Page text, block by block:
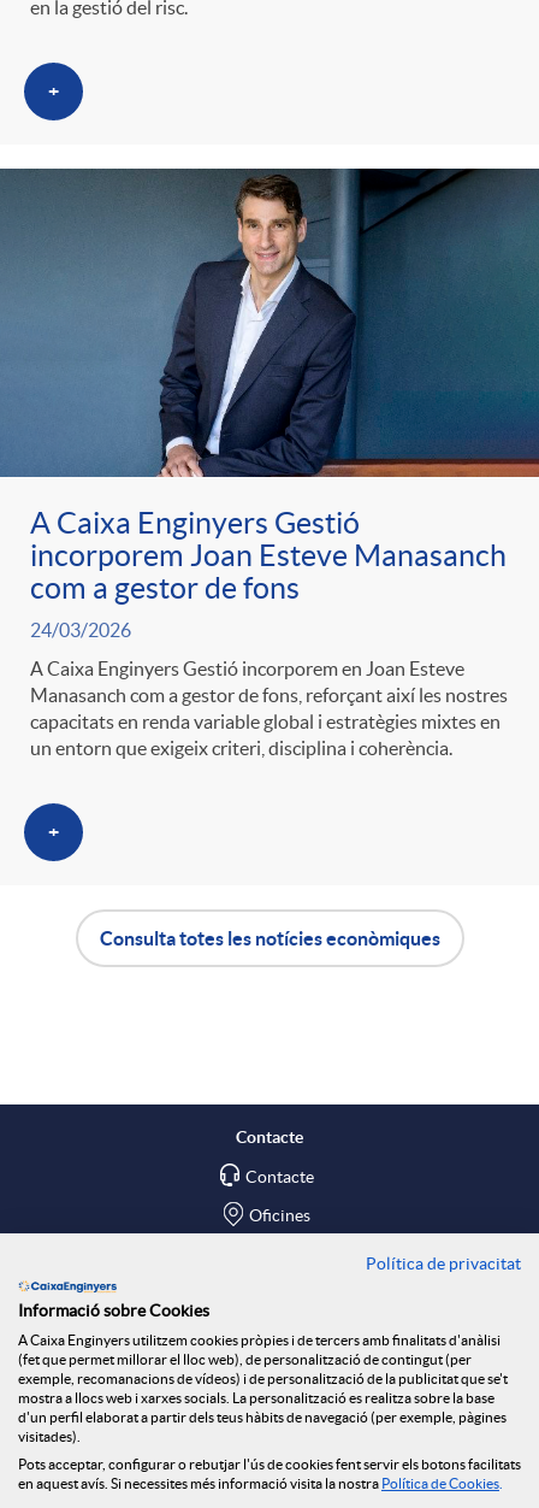
en la gestió del risc.
+
A Caixa Enginyers Gestió
incorporem Joan Esteve Manasanch
com a gestor de fons
24/03/2026
A Caixa Enginyers Gestió incorporem en Joan Esteve
Manasanch com a gestor de fons, reforçant així les nostres
capacitats en renda variable global i estratègies mixtes en
un entorn que exigeix criteri, disciplina i coherència.
+
c
a
c
n
n
o
Consulta totes les notícies econòmiques
Contacte
Contacte
Oficines
Social Room
Seguretat Online
Política de privacitat
Informació sobre Cookies
A Caixa Enginyers utilitzem cookies pròpies i de tercers amb finalitats d'anàlisi
(fet que permet millorar el lloc web), de personalització de contingut (per
exemple, recomanacions de vídeos) i de personalització de la publicitat que se't
mostra a llocs web i xarxes socials. La personalització es realitza sobre la base
d'un perfil elaborat a partir dels teus hàbits de navegació (per exemple, pàgines
visitades).
Pots acceptar, configurar o rebutjar l'ús de cookies fent servir els botons facilitats
en aquest avís. Si necessites més informació visita la nostra Política de Cookies